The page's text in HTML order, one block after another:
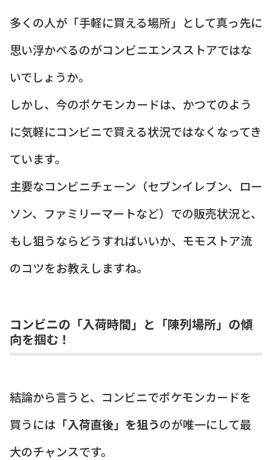
多くの人が「手軽に買える場所」として真っ先に
思い浮かべるのがコンビニエンスストアではな
いでしょうか。
しかし、今のポケモンカードは、かつてのよう
に気軽にコンビニで買える状況ではなくなってき
ています。
主要なコンビニチェーン（セブンイレブン、ロー
ソン、ファミリーマートなど）での販売状況と、
もし狙うならどうすればいいか、モモストア流
のコツをお教えしますね。
コンビニの「入荷時間」と「陳列場所」の傾
向を掴む！
結論から言うと、コンビニでポケモンカードを
買うには 「入荷直後」を狙うのが唯一にして最
大のチャンスです。